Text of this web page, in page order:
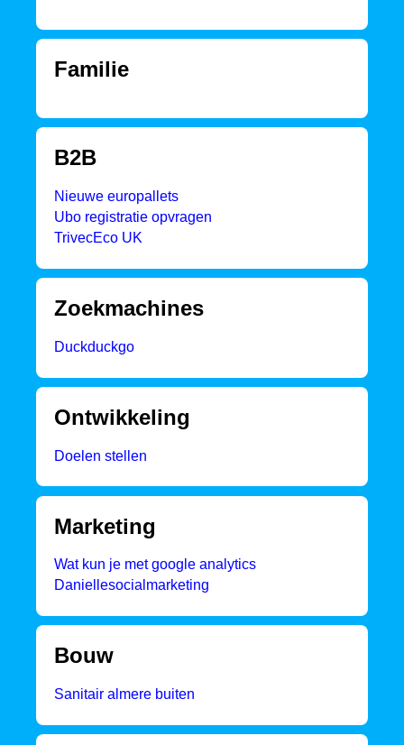
Familie
B2B
Nieuwe europallets
Ubo registratie opvragen
TrivecEco UK
Zoekmachines
Duckduckgo
Ontwikkeling
Doelen stellen
Marketing
Wat kun je met google analytics
Daniellesocialmarketing
Bouw
Sanitair almere buiten